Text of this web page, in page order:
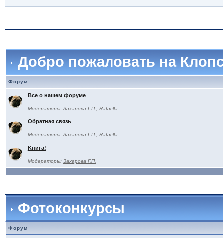
Добро пожаловать на
Форум
Все о нашем форуме
Модераторы: Захарова Г.П. Rafaella
Обратная связь
Модераторы: Захарова Г.П. Rafaella
Kнига!
Модераторы: Захарова Г.П.
Фотоконкурсы
Форум